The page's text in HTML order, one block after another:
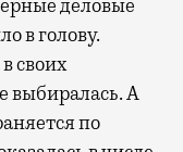
деловые
в голову.
своих
выбиралась. А
по